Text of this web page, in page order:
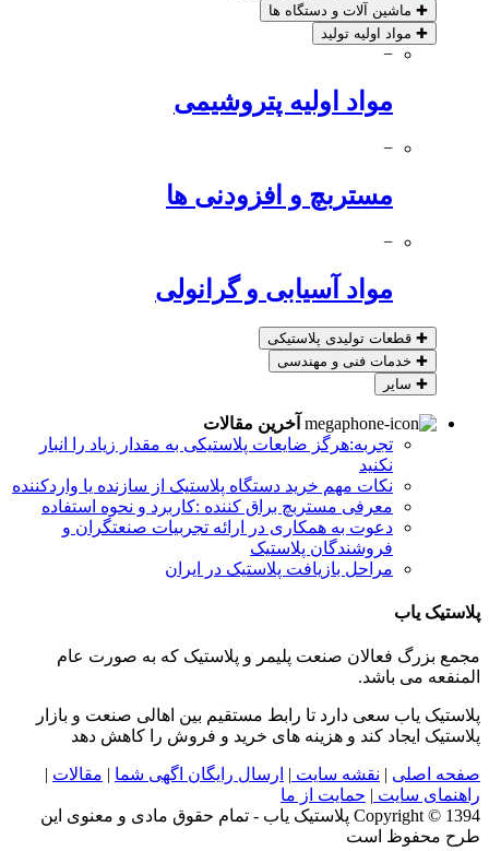
✚ ماشین آلات و دستگاه ها
✚ مواد اولیه تولید
−
مواد اولیه پتروشیمی
−
مستربچ و افزودنی ها
−
مواد آسیابی و گرانولی
✚ قطعات تولیدی پلاستیکی
✚ خدمات فنی و مهندسی
✚ سایر
آخرین مقالات
تجربه:هرگز ضایعات پلاستیکی به مقدار زیاد را انبار
نکنید
نکات مهم خرید دستگاه پلاستیک از سازنده یا واردکننده
معرفی مستربچ براق کننده :کاربرد و نحوه استفاده
دعوت به همکاری در ارائه تجربیات صنعتگران و
فروشندگان پلاستیک
مراحل بازیافت پلاستیک در ایران
پلاستیک یاب
مجمع بزرگ فعالان صنعت پلیمر و پلاستیک که به صورت عام
المنفعه می باشد.
پلاستیک یاب سعی دارد تا رابط مستقیم بین اهالی صنعت و بازار
پلاستیک ایجاد کند و هزینه های خرید و فروش را کاهش دهد
صفحه اصلی | نقشه سایت | ارسال رایگان اگهی شما | مقالات |
راهنمای سایت | حمایت از ما
Copyright © 1394 پلاستیک یاب - تمام حقوق مادی و معنوی این
طرح محفوظ است